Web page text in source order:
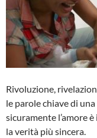
Rivoluzione,
le parole chiave di
sicuramente l’amore
la verità più sincera.